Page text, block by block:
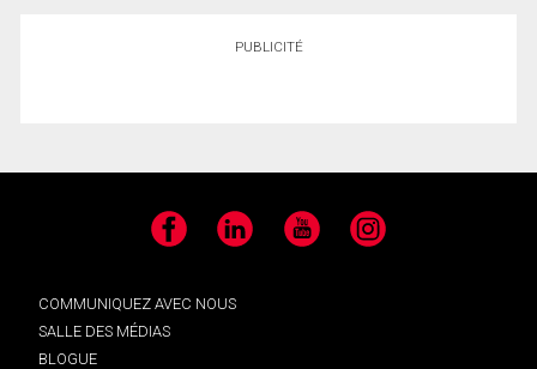
PUBLICITÉ
Facebook LinkedIn YouTube Instagram
COMMUNIQUEZ AVEC NOUS
SALLE DES MÉDIAS
BLOGUE